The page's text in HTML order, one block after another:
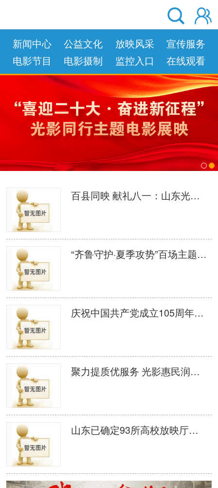
新闻中心 公益文化 放映风采
宣传服务
电影节目
电影摄制 监控入口 在线观看
百县同映 献礼八一：山东光影致敬人民军队、献礼长征胜利90周年
“齐鲁守护·夏季攻势”百场主题电影 宣防活动启动
庆祝中国共产党成立105周年、纪念中国工农红军长征胜利90周年——2026年千场公益电影放映活动启动仪式在济南举办
聚力提质优服务 光影惠民润历城 济南市历城区组织召开 2026 年度农村公益电影提高放映质量推进会议
山东已确定93所高校放映厅试点单位 创新高校思政教育融合新模式